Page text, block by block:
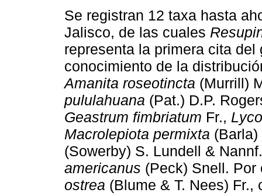
Se registran 12 taxa hasta
Jalisco, de las cuales
representa la primera cita
conocimiento de la
Amanita roseotincta (Murrill)
pululahuana (Pat.) D.P.
Geastrum fimbriatum Fr.,
Macrolepiota permixta
(Sowerby) S. Lundell &
americanus (Peck) Snell.
ostrea (Blume & T. Nees)